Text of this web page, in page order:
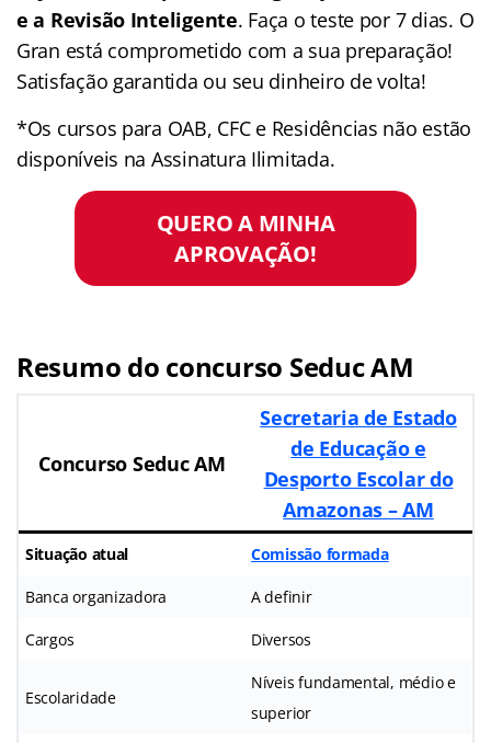
e a Revisão Inteligente. Faça o teste por 7 dias. O
Gran está comprometido com a sua preparação!
Satisfação garantida ou seu dinheiro de volta!
*Os cursos para OAB, CFC e Residências não estão
disponíveis na Assinatura Ilimitada.
QUERO A MINHA
APROVAÇÃO!
Resumo do concurso Seduc AM
Concurso Seduc AM
Secretaria de Estado
de Educação e
Desporto Escolar do
Amazonas – AM
Situação atual Comissão formada
Banca organizadora A definir
Cargos Diversos
Escolaridade
Níveis fundamental, médio e
superior